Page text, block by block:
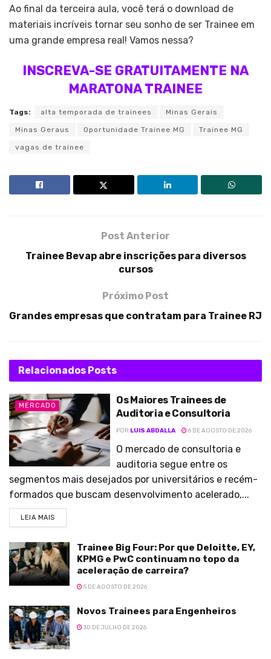
Ao final da terceira aula, você terá o download de
materiais incríveis tornar seu sonho de ser Trainee em
uma grande empresa real! Vamos nessa?
INSCREVA-SE GRATUITAMENTE NA
MARATONA TRAINEE
Tags: alta temporada de trainees Minas Gerais
Minas Geraus Oportunidade Trainee MG Trainee MG
vagas de trainee
Post Anterior
Trainee Bevap abre inscrições para diversos
cursos
Próximo Post
Grandes empresas que contratam para Trainee RJ
Relacionados Posts
MERCADO
Os Maiores Trainees de
Auditoria e Consultoria
POR LUIS ABDALLA 6 DE AGOSTO DE 2026
O mercado de consultoria e
auditoria segue entre os
segmentos mais desejados por universitários e recém-
formados que buscam desenvolvimento acelerado,...
LEIA MAIS
Trainee Big Four: Por que Deloitte, EY,
KPMG e PwC continuam no topo da
aceleração de carreira?
5 DE AGOSTO DE 2026
Novos Trainees para Engenheiros
30 DE JULHO DE 2026